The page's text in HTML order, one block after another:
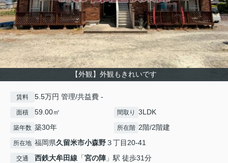
【外観】外観もきれいです
賃料 5.5万円 管理/共益費 -
面積 59.00㎡ 間取り 3LDK
築年数 築30年 所在階 2階/2階建
所在地 福岡県久留米市小森野３丁目20-41
交通 西鉄大牟田線 「宮の陣」駅 徒歩31分